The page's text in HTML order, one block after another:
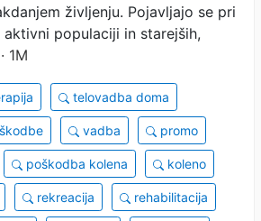
življenju. Pojavljajo se pri
populaciji in starejših,
1M
telovadba doma
vadba promo
poškodba kolena koleno
rekreacija rehabilitacija